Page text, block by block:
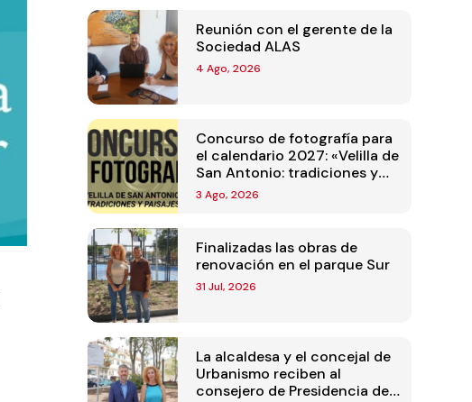
Reunión con el gerente de la
Sociedad ALAS
4 Ago, 2026
Concurso de fotografía para
el calendario 2027: «Velilla de
San Antonio: tradiciones y
paisajes»
3 Ago, 2026
Finalizadas las obras de
renovación en el parque Sur
31 Jul, 2026
La alcaldesa y el concejal de
Urbanismo reciben al
consejero de Presidencia de